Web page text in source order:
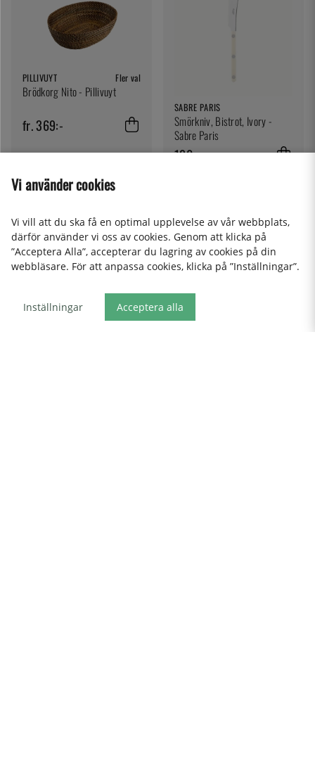
PILLIVUYT Fler val
Brödkorg Nito - Pillivuyt
fr. 369:-
SABRE PARIS
Smörkniv, Bistrot, Ivory -
Sabre Paris
120:-
DURALEX
Tumbler 22 cl, Gigogne -
Vi använder cookies
Vi vill att du ska få en optimal upplevelse av vår webbplats,
därför använder vi oss av cookies. Genom att klicka på
”Acceptera Alla”, accepterar du lagring av cookies på din
webbläsare. För att anpassa cookies, klicka på ”Inställningar”.
Inställningar Acceptera alla